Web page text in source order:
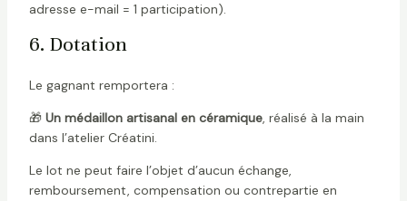
adresse e-mail = 1 participation).
6. Dotation
Le gagnant remportera :
🎁 Un médaillon artisanal en céramique, réalisé à la main
dans l’atelier Créatini.
Le lot ne peut faire l’objet d’aucun échange,
remboursement, compensation ou contrepartie en